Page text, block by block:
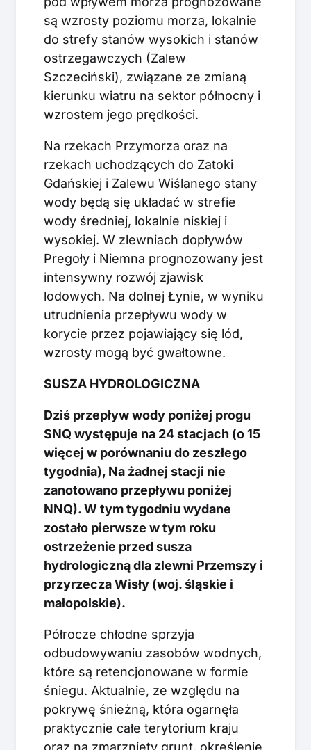
są wzrosty poziomu morza, lokalnie
do strefy stanów wysokich i stanów
ostrzegawczych (Zalew
Szczeciński), związane ze zmianą
kierunku wiatru na sektor północny i
wzrostem jego prędkości.
Na rzekach Przymorza oraz na
rzekach uchodzących do Zatoki
Gdańskiej i Zalewu Wiślanego stany
wody będą się układać w strefie
wody średniej, lokalnie niskiej i
wysokiej. W zlewniach dopływów
Pregoły i Niemna prognozowany jest
intensywny rozwój zjawisk
lodowych. Na dolnej Łynie, w wyniku
utrudnienia przepływu wody w
korycie przez pojawiający się lód,
wzrosty mogą być gwałtowne.
SUSZA HYDROLOGICZNA
Dziś przepływ wody poniżej progu
SNQ występuje na 24 stacjach (o 15
więcej w porównaniu do zeszłego
tygodnia), Na żadnej stacji nie
zanotowano przepływu poniżej
NNQ). W tym tygodniu wydane
zostało pierwsze w tym roku
ostrzeżenie przed susza
hydrologiczną dla zlewni Przemszy i
przyrzecza Wisły (woj. śląskie i
małopolskie).
Półrocze chłodne sprzyja
odbudowywaniu zasobów wodnych,
które są retencjonowane w formie
śniegu. Aktualnie, ze względu na
pokrywę śnieżną, która ogarnęła
praktycznie całe terytorium kraju
oraz na zmarznięty grunt, określenie